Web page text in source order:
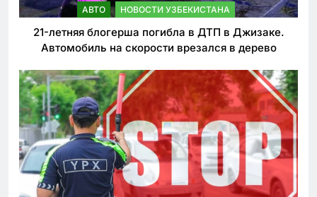
АВТО НОВОСТИ УЗБЕКИСТАНА
21-летняя блогерша погибла в ДТП в Джизаке.
Автомобиль на скорости врезался в дерево